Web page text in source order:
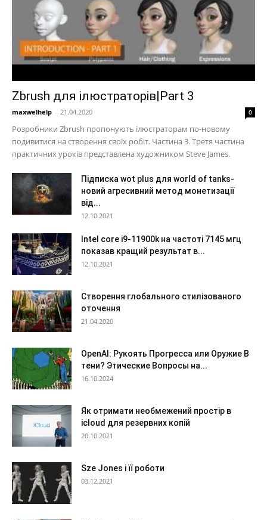
Zbrush для ілюстраторів|Part 3
maxwelhelp - 21.04.2020 0
Розробники Zbrush пропонують ілюстраторам по-новому
подивитися на створення своїх робіт. Частина 3. Третя частина
практичних уроків представлена художником Steve James.
Підписка wot plus для world of tanks-
новий агресивний метод монетизації
від...
12.10.2021
Intel core i9-11900k на частоті 7145 мгц
показав кращий результат в...
12.10.2021
Створення глобального стилізованого
оточення
21.04.2020
OpenAI: Рукоять Прогресса или Оружие В
тени? Этические Вопросы на...
16.10.2024
Як отримати необмежений простір в
icloud для резервних копій
20.10.2021
Sze Jones і її роботи
03.12.2021